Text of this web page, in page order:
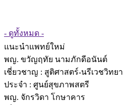
- ดูทั้งหมด -
แนะนำแพทย์ใหม่
พญ. ขวัญฤทัย นามภักดีอนันต์
เชี่ยวชาญ : สูติศาสตร์-นรีเวชวิทยา
ประจำ : ศูนย์สุขภาพสตรี
พญ. จักรวิดา โกษาคาร